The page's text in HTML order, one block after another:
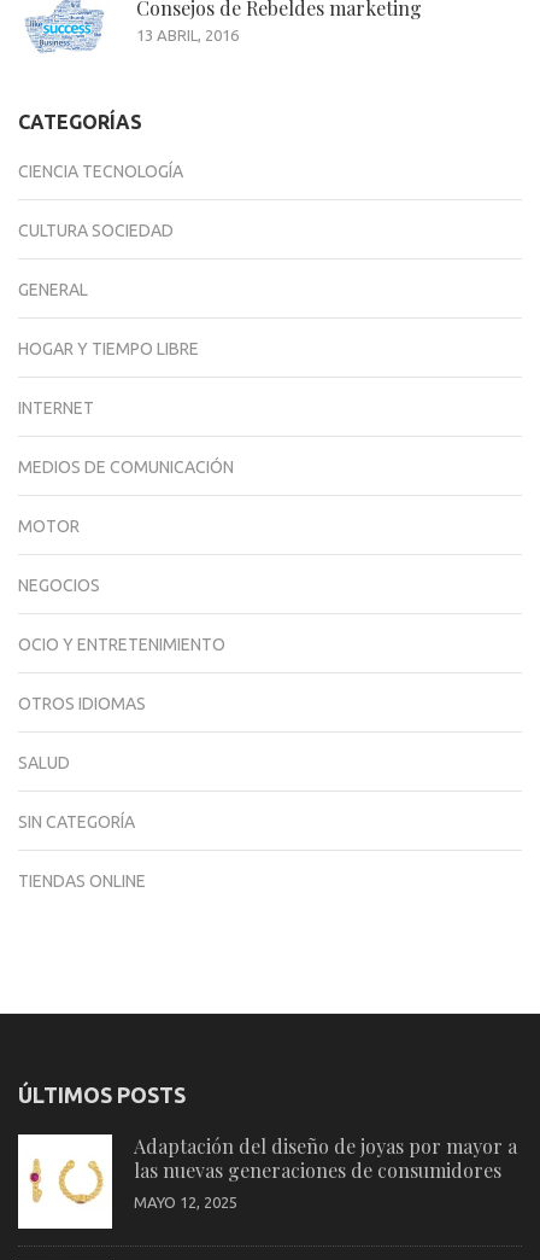
Consejos de Rebeldes marketing
13 ABRIL, 2016
CATEGORÍAS
CIENCIA TECNOLOGÍA
CULTURA SOCIEDAD
GENERAL
HOGAR Y TIEMPO LIBRE
INTERNET
MEDIOS DE COMUNICACIÓN
MOTOR
NEGOCIOS
OCIO Y ENTRETENIMIENTO
OTROS IDIOMAS
SALUD
SIN CATEGORÍA
TIENDAS ONLINE
ÚLTIMOS POSTS
Adaptación del diseño de joyas por mayor a
las nuevas generaciones de consumidores
MAYO 12, 2025